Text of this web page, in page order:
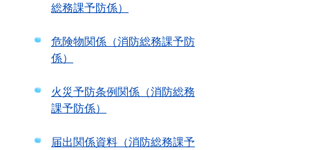
総務課予防係）
危険物関係（消防総務課予防
係）
火災予防条例関係（消防総務
課予防係）
届出関係資料（消防総務課予